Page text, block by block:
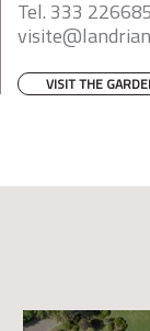
Tel. 333
VISIT THE